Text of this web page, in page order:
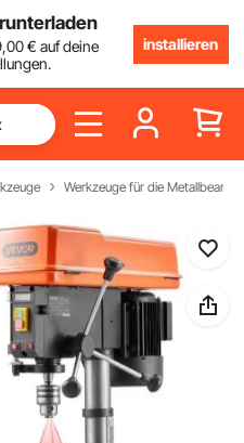
,00€ auf deine
installieren
Werkzeuge für die